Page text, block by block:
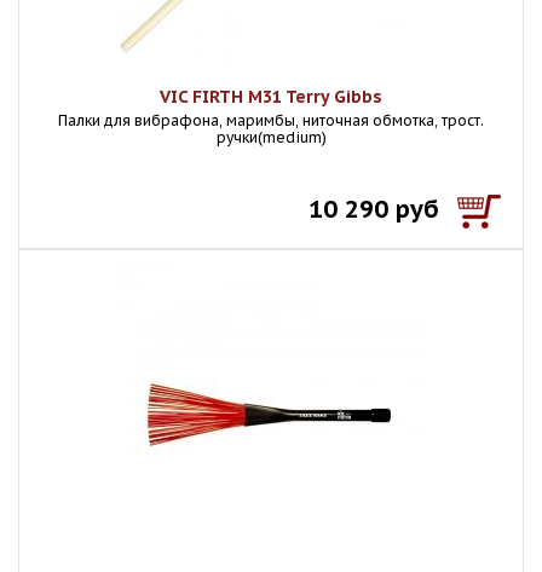
VIC FIRTH M31 Terry Gibbs
Палки для вибрафона, маримбы, ниточная обмотка, трост.
ручки(medium)
10 290 руб